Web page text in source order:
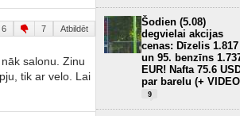
6 7 Atbildēt
salonu. Zinu
tik ar velo. Lai
Šodien (5.08)
degvielai akcijas
cenas: Dīzelis 1.817
un 95. benzīns
EUR! Nafta 75.6
par barelu (+
9